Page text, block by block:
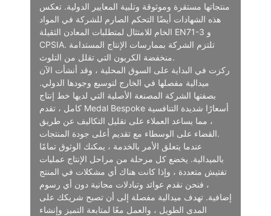
منتجاتها مستقرة وموثوقة وتلبية المعايير الدولية. تعكس
هذه الشهادات أيضًا التحكم الصارم للشركة في المواد
الخام للامتثال لمتطلبات المعادن الثقيلة EN71-3 و
CPSIA. تلتزم الشركة بممارسات الإنتاج المستدامة
منخفضة الكربون التي تقلل من التلوث.
ركزت في البداية على السوق المحلية ، وقد أنشأت الآن
ميدالية مفصلها في الخارج لتوسيع وجودها الدولي.
بصفتها الشركة المصنعة الأصلية التي لديها خط إنتاج
كامل ، تقدم Medal Bespoke أسعارًا شديدة التنافسية
، مما يساعد العملاء على تقليل التكاليف عن طريق
القضاء على الوسطاء مع تقديم أعلى جودة المنتجات.
عندما يتعلق الأمر بالخدمة ، يمكنك الوثوق تمامًا
بالميدالية. يخضع كل مرحلة من مراحل الإنتاج عمليات
تفتيش متعددة ، وإذا كانت هناك أي مشكلات في المنتج
، فنحن نقدم عوائد وتبادلات مجانية دون أي رسوم
إضافية. تهدف ميدالية مفصلة إلى أن تصبح شريكك على
المدى الطويل ، والعمل معًا لمتابعة التميز وإنشاء